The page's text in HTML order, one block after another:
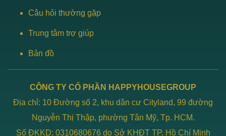
Câu hỏi thường gặp
Trung tâm trợ giúp
Bản đồ
CÔNG TY CỔ PHẦN HAPPYHOUSEGROUP
Địa chỉ: 10 Đường số 2, khu dân cư Cityland, 99 đường
Nguyễn Thị Thập, phường Tân Mỹ, Tp. HCM.
Số ĐKKD: 0310680676 do Sở KHĐT TP. Hồ Chí Minh